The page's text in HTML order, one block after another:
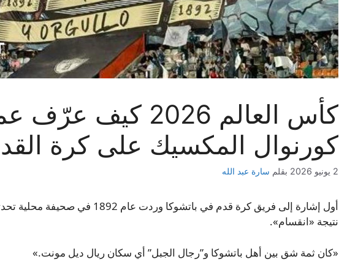
كأس العالم 2026
كورنوال المكسيك على كرة
2 يونيو 2026 بقلم سارة عبد الله
أول إشارة إلى فريق كرة قدم في باتشوكا
نتيجة «انقسام».
«كان ثمة شق بين أهل باتشوكا و”رجال الجبل” أي سكان ريال ديل مونت.»